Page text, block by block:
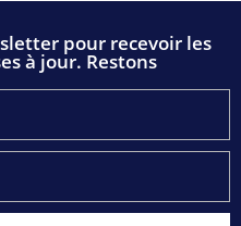
pour recevoir les
à jour. Restons